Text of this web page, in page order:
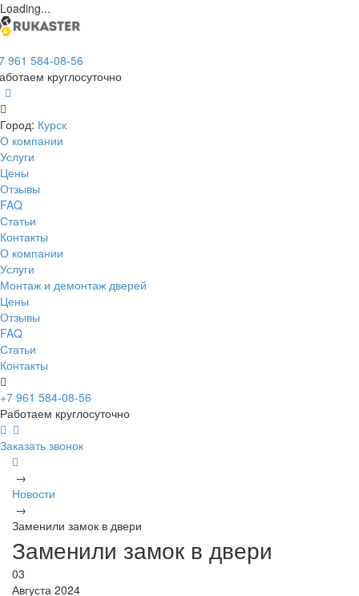
Loading...
961 584-08-56
круглосуточно
Город: Курск
О компании
Услуги
Цены
Отзывы
FAQ
Статьи
Контакты
О компании
Услуги
Монтаж и демонтаж дверей
Цены
Отзывы
FAQ
Статьи
Контакты
+7 961 584-08-56
Работаем круглосуточно
Заказать звонок
→
Новости
→
Заменили замок в двери
Заменили замок в двери
03
Августа 2024